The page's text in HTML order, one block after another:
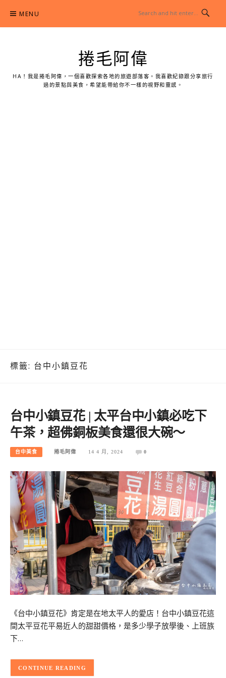
content
MENU
捲毛阿偉
HA！我是捲毛阿偉，一個喜歡探索各地的旅遊部落客。我喜歡紀錄跟分享旅行
過的景點與美食，希望能帶給你不一樣的視野和靈感。
標籤: 台中小鎮豆花
台中小鎮豆花 | 太平台中小鎮必吃下
午茶，超佛銅板美食還很大碗～
台中美食 捲毛阿偉 14 4 月, 2024 0
《台中小鎮豆花》肯定是在地太平人的愛店！台中小鎮豆花這
間太平豆花平易近人的甜甜價格，是多少學子放學後、上班族
下…
CONTINUE READING